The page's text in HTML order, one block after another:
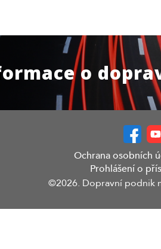
o
Ochrana osobních
Prohlášení o
©2026. Dopravní podnik